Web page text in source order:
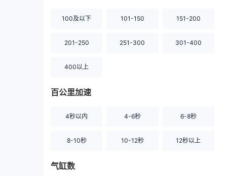
100及以下 101-150 151-200
201-250 251-300 301-400
400以上
百公里加速
4秒以内 4-6秒 6-8秒
8-10秒 10-12秒 12秒以上
气缸数